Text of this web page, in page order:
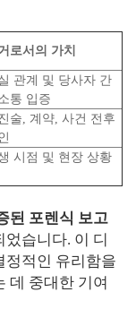
로서의 가치
관계 및 당사자 간
통 입증
술, 계약, 사건 전후
시점 및 현장 상황
된 포렌식 보고
습니다. 이 디
정적인 유리함을
데 중대한 기여